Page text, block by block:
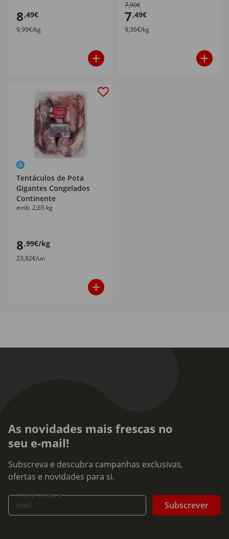
8,49€
9,99€/kg
7,99€
7,49€
9,36€/kg
Tentáculos de Pota
Gigantes Congelados
Continente
emb. 2,65 kg
8,99€/kg
23,82€/un
As novidades mais frescas no
seu e-mail!
Subscreva e descubra campanhas exclusivas,
ofertas e novidades para si.
Insira o seu e-
mail
Subscrever